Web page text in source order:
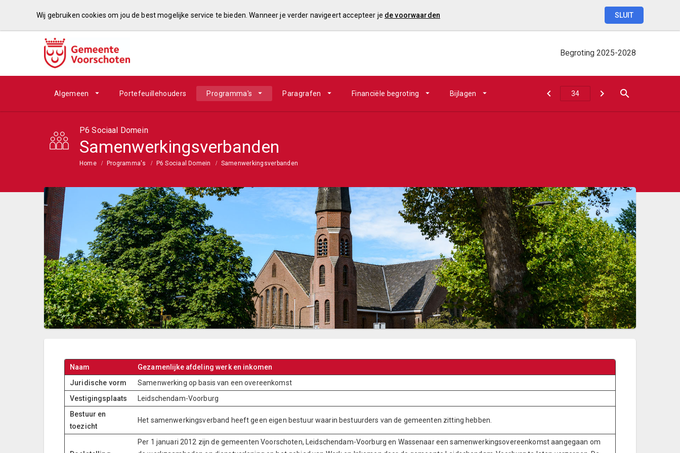
Wij gebruiken cookies om jou de best mogelijke service te bieden. Wanneer je verder navigeert accepteer je de voorwaarden SLUIT
Begroting 2025-2028
Algemeen Portefeuillehouders Programma's Paragrafen Financiële begroting Bijlagen
P6 Sociaal Domein
Samenwerkingsverbanden
Home Programma's P6 Sociaal Domein Samenwerkingsverbanden
Naam
Gezamenlijke afdeling werk en inkomen
Juridische vorm
Samenwerking op basis van een overeenkomst
Vestigingsplaats
Leidschendam-Voorburg
Bestuur en
toezicht
Het samenwerkingsverband heeft geen eigen bestuur waarin bestuurders van de gemeenten zitting hebben.
Per 1 januari 2012 zijn de gemeenten Voorschoten, Leidschendam-Voorburg en Wassenaar een samenwerkingsovereenkomst aangegaan om